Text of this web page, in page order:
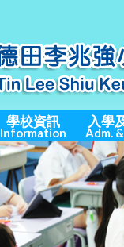
學校資訊
Information
入學
Adm.